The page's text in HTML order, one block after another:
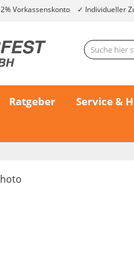
2% Vorkassenskonto Individueller
Ratgeber Service &